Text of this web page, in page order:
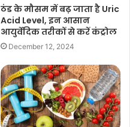
ठंड के मौसम में बढ़ जाता है Uric
Acid Level, इन आसान
आयुर्वेदिक तरीकों से करें कंट्रोल
December 12, 2024